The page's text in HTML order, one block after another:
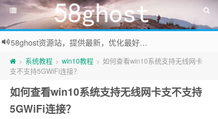
58ghost资源站，提供最新，优化最好系统及装机常用软件下载
> 系统教程 > win10教程 > 如何查看win10系统支持无线网卡
支不支持5GWiFi连接？
如何查看win10系统支持无线网卡支不支持
5GWiFi连接？